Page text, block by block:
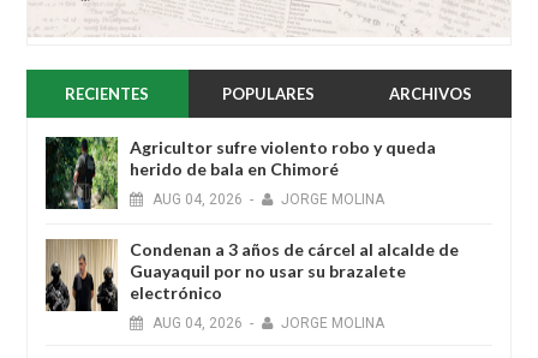
RECIENTES POPULARES ARCHIVOS
Agricultor sufre violento robo y queda
herido de bala en Chimoré
AUG 04, 2026 - JORGE MOLINA
Condenan a 3 años de cárcel al alcalde de
Guayaquil por no usar su brazalete
electrónico
AUG 04, 2026 - JORGE MOLINA